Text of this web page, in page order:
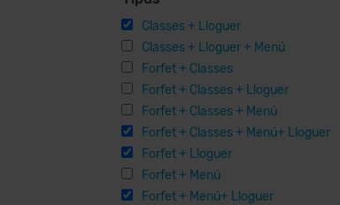
Classes + Lloguer
Classes + Lloguer + Menú
Forfet + Classes
Forfet + Classes + Lloguer
Forfet + Classes + Menú
Forfet + Classes + Menú+ Lloguer
Forfet + Lloguer
Forfet + Menú
Forfet + Menú+ Lloguer